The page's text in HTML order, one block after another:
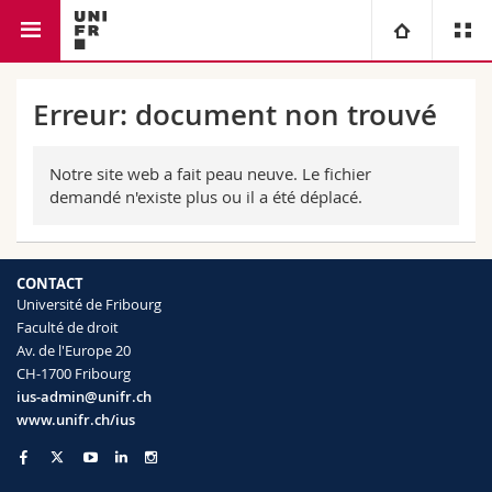
Campus
Université
Formation continue
Théologie
Sciences économiques et sociales et management
Lettres et sciences humaines
Sciences de l'éducation et de la formation
Vous êtes
Etudiants
Médias
Chercheurs
Annuaire du personnel
Plan d'accès
Bibliothèques
Erreur: document non trouvé
Notre site web a fait peau neuve. Le fichier
demandé n'existe plus ou il a été déplacé.
CONTACT
Université de Fribourg
Faculté de droit
Av. de l'Europe 20
CH-1700 Fribourg
ius-admin@unifr.ch
www.unifr.ch/ius